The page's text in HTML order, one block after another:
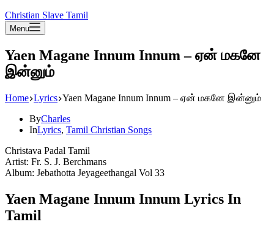
Christian Slave Tamil
Menu
Yaen Magane Innum Innum – ஏன் மகனே
இன்னும்
Home Lyrics Yaen Magane Innum Innum – ஏன் மகனே இன்னும்
ByCharles
InLyrics, Tamil Christian Songs
Christava Padal Tamil
Artist: Fr. S. J. Berchmans
Album: Jebathotta Jeyageethangal Vol 33
Yaen Magane Innum Innum Lyrics In
Tamil